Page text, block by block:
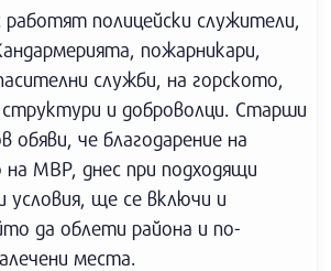
полицейски служители,
пожарникари,
служби, на горското,
и доброволци. Старши
обяви, че благодарение на
МВР, днес при подходящи
условия, ще се включи и
да облети района и по-
места.